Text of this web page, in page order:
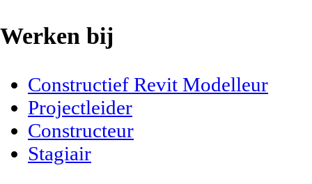
Werken bij
Constructief Revit Modelleur
Projectleider
Constructeur
Stagiair